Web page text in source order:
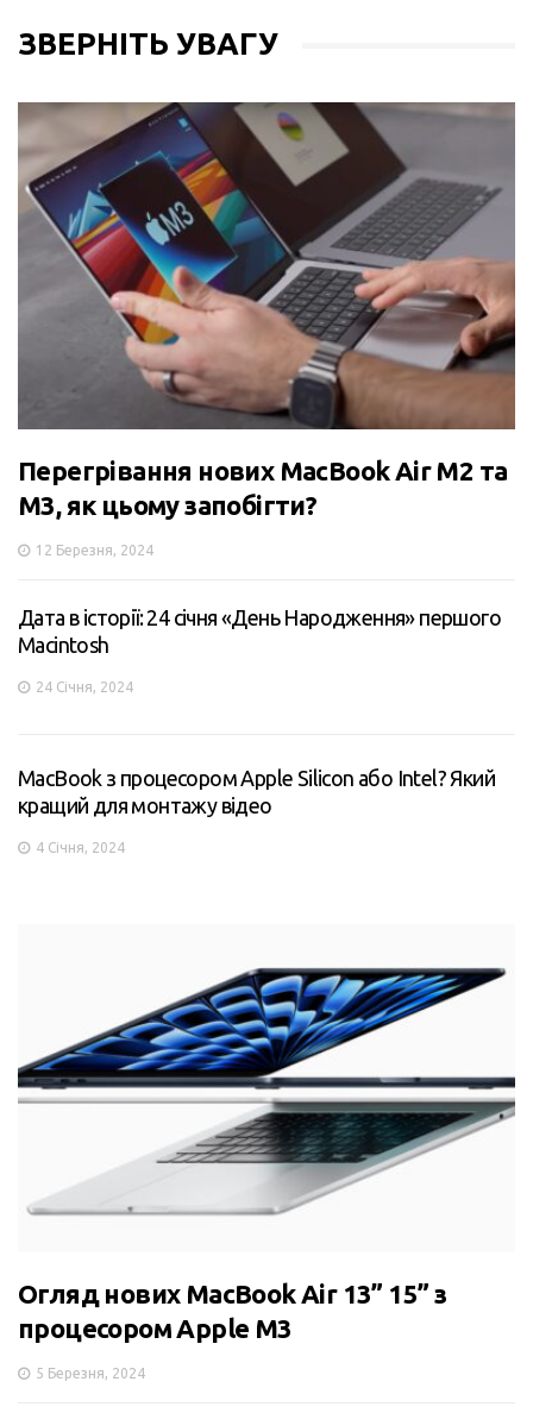
ЗВЕРНІТЬ УВАГУ
Перегрівання нових MacBook Air M2 та
M3, як цьому запобігти?
12 Березня, 2024
Дата в історії: 24 січня «День Народження» першого
Macintosh
24 Січня, 2024
MacBook з процесором Apple Silicon або Intel? Який
кращий для монтажу відео
4 Січня, 2024
Огляд нових MacBook Air 13” 15” з
процесором Apple M3
5 Березня, 2024